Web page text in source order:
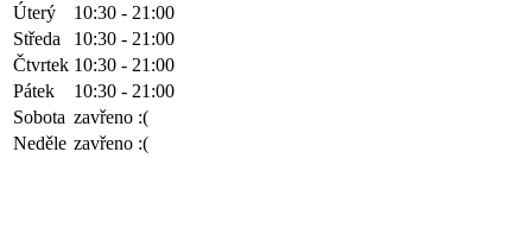
Úterý
10:30 - 21:00
Středa
10:30 - 21:00
Čtvrtek 10:30 - 21:00
Pátek
10:30 - 21:00
Sobota zavřeno :(
Neděle zavřeno :(